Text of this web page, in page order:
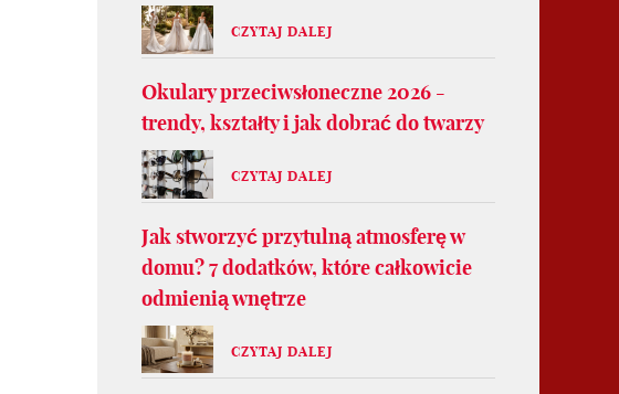
CZYTAJ DALEJ
Okulary przeciwsłoneczne 2026 -
trendy, kształty i jak dobrać do twarzy
CZYTAJ DALEJ
Jak stworzyć przytulną atmosferę w
domu? 7 dodatków, które całkowicie
odmienią wnętrze
CZYTAJ DALEJ